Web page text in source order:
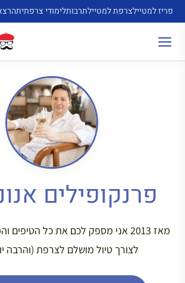
לדלג
לתוכן
פריז למטיילצרפת למטיילתרבותלימודי צרפתית
פרנקופילים
מאז 2013 אני מספק לכם את כל
לצורך טיול מושלם לצרפת (והרבה